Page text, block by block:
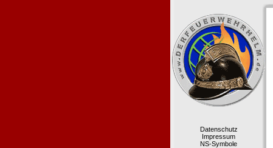
Datenschutz
Impressum
NS-Symbole